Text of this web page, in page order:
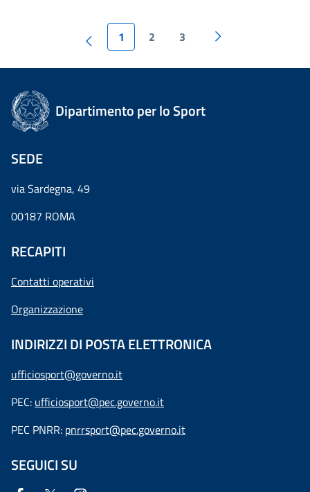
1 2 3
Dipartimento per lo Sport
SEDE
via Sardegna, 49
00187 ROMA
RECAPITI
Contatti operativi
Organizzazione
INDIRIZZI DI POSTA ELETTRONICA
ufficiosport@governo.it
PEC: ufficiosport@pec.governo.it
PEC PNRR: pnrrsport@pec.governo.it
SEGUICI SU